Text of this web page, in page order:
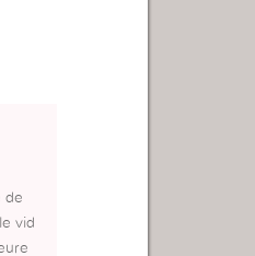
de
vid